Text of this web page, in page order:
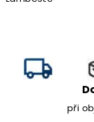
při